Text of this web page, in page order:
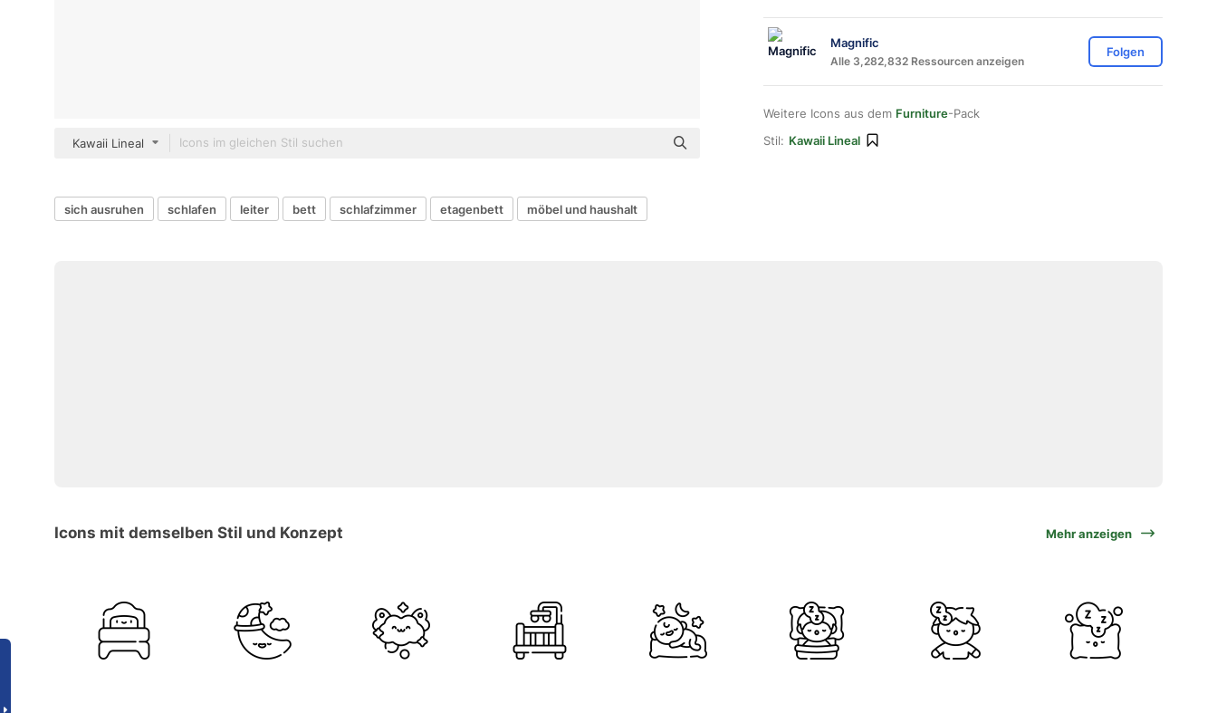
Kawaii Lineal
Magnific
Alle 3,282,832 Ressourcen anzeigen
Folgen
Weitere Icons aus dem Furniture-Pack
Stil: Kawaii Lineal
sich ausruhen schlafen leiter bett schlafzimmer etagenbett möbel und haushalt
Icons mit demselben Stil und Konzept Mehr anzeigen